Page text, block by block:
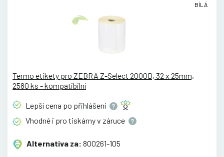
BÍLÁ
Termo etikety pro ZEBRA Z-Select 2000D, 32 x 25mm,
2580 ks - kompatibilní
Lepší cena po přihlášení
Vhodné i pro tiskárny v záruce
Alternativa za: 800261-105